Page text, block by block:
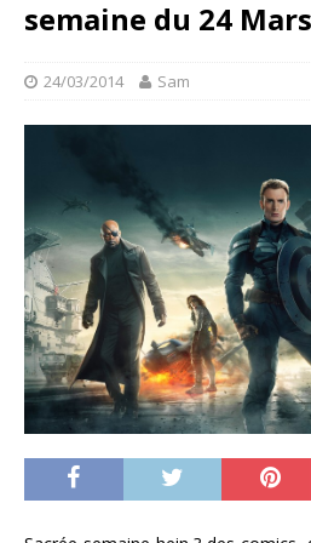
semaine du 24
24/03/2014 Sam